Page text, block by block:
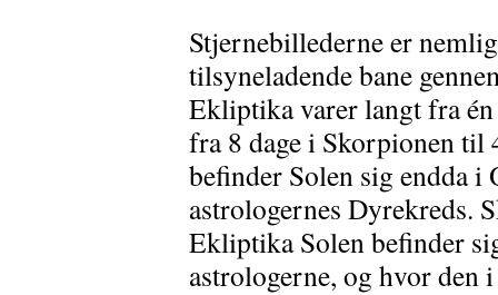
Stjernebillederne er
tilsyneladende bane
Ekliptika varer langt fra
fra 8 dage i Skorpionen til
befinder Solen sig endda
astrologernes Dyrekreds.
Ekliptika Solen befinder
astrologerne, og hvor den